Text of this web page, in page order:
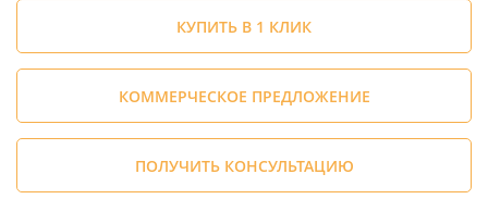
КУПИТЬ В 1 КЛИК
КОММЕРЧЕСКОЕ ПРЕДЛОЖЕНИЕ
ПОЛУЧИТЬ КОНСУЛЬТАЦИЮ